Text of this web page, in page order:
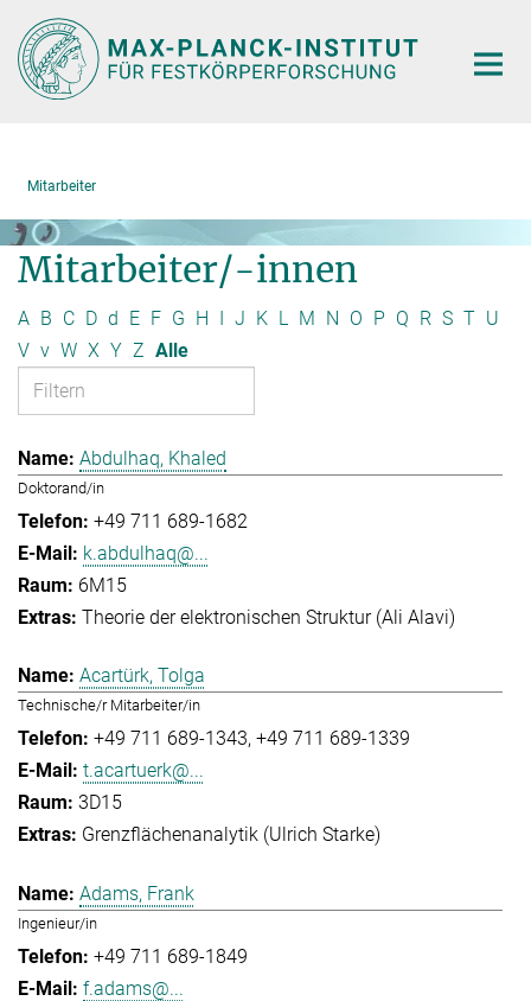
Hauptinhalt
Mitarbeiter
Mitarbeiter/-innen
A B C D d E F G H J K L M N O P Q R S T U
V v W X Y Z Alle
Abdulhaq, Khaled
Doktorand/in
+49 711 689-1682
k.abdulhaq@...
6M15
Theorie der elektronischen Struktur (Ali Alavi)
Acartürk, Tolga
Technische/r Mitarbeiter/in
+49 711 689-1343 +49 711 689-1339
t.acartuerk@...
3D15
Grenzflächenanalytik (Ulrich Starke)
Adams, Frank
Ingenieur/in
+49 711 689-1849
f.adams@...